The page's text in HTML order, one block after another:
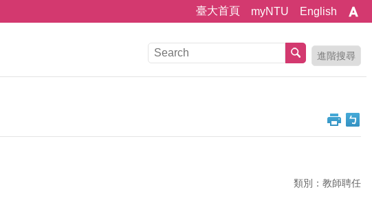
臺大首頁 myNTU English
進階搜尋
類別：教師聘任